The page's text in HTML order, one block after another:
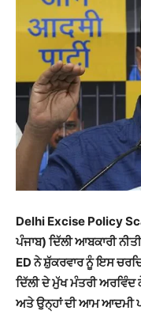
Delhi Excise Policy
ਪੰਜਾਬ) ਦਿੱਲੀ ਆਬਕਾਰੀ
ED ਨੇ ਸ਼ੁੱਕਰਵਾਰ ਨੂੰ ਇਸ
ਦਿੱਲੀ ਦੇ ਮੁੱਖ ਮੰਤਰੀ ਅਰਵਿੰਦ
ਅਤੇ ਉਨ੍ਹਾਂ ਦੀ ਆਮ ਆਦਮੀ